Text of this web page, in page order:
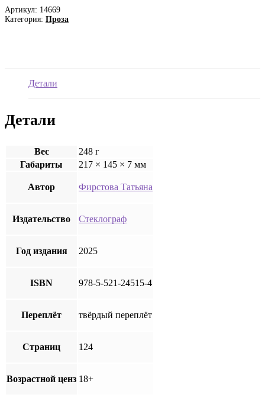
«Голован
и
Артикул: 14669
Категория: Проза
Детали
Детали
Вес
248 г
Габариты
217 × 145 × 7 мм
Автор Фирстова Татьяна
Издательство Стеклограф
Год издания 2025
ISBN 978-5-521-24515-4
Переплёт твёрдый переплёт
Страниц 124
Возрастной ценз 18+